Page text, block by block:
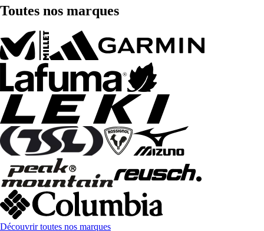
Toutes nos marques
Découvrir toutes nos marques